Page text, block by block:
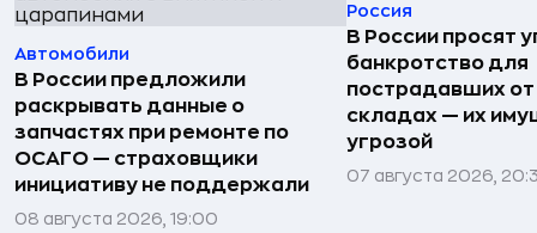
Автомобили
В России предложили
раскрывать данные о
запчастях при ремонте по
ОСАГО — страховщики
инициативу не поддержали
08 августа 2026, 19:00
Россия
В России просят
банкротство для
пострадавших
складах — их
угрозой
07 августа 2026,